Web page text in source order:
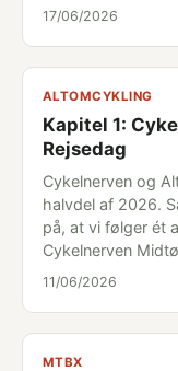
17/06/2026
ALTOMCYKLING
Kapitel 1:
Rejsedag
Cykelnerven og
halvdel af 2026.
på, at vi følger ét
Cykelnerven
11/06/2026
MTBX